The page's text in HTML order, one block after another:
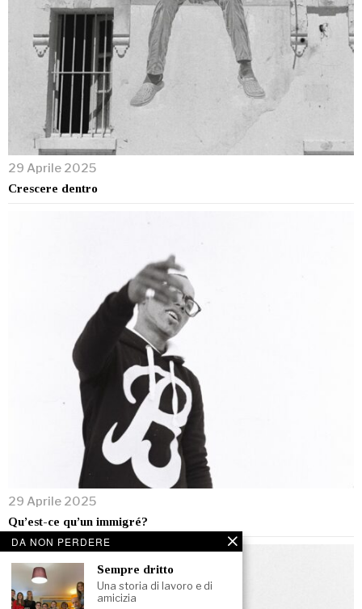
29 Aprile 2025
Crescere dentro
29 Aprile 2025
Qu’est-ce qu’un immigré?
DA NON PERDERE
Sempre dritto
Una storia di lavoro e di
amicizia